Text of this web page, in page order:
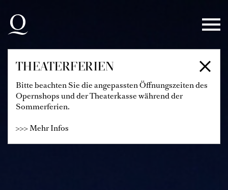
Zur Hauptnavigation springen
Zum Hauptinhalt springen
Zum Footer springen
THEATERFERIEN
Bitte beachten Sie die angepassten Öffnungszeiten des
Opernshops und der Theaterkasse während der
Sommerferien.
>>> Mehr Infos